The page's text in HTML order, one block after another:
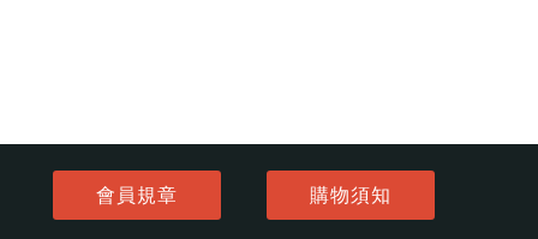
會員規章 購物須知